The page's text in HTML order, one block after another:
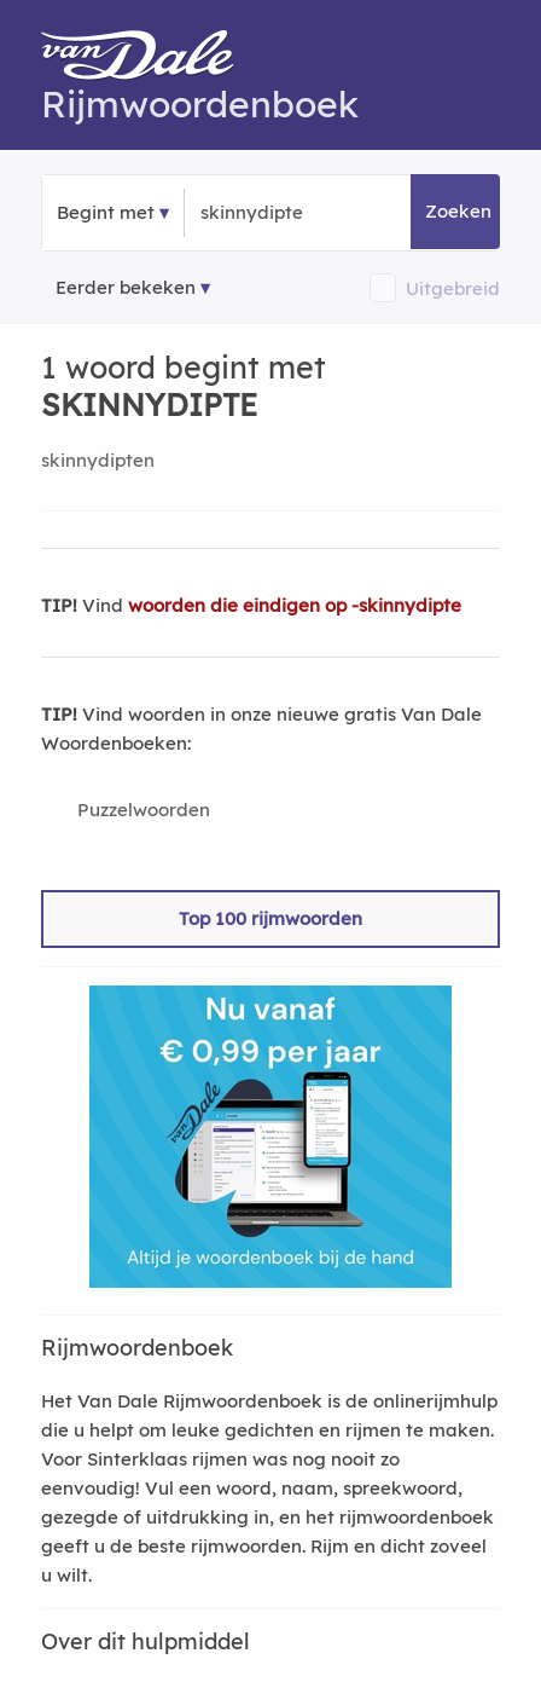
Rijmwoordenboek
Begint met Zoeken
Eerder bekeken Uitgebreid
1 woord begint met
SKINNYDIPTE
skinnydipten
TIP!Vind woorden die eindigen op -skinnydipte
TIP!Vind woorden in onze nieuwe gratis Van Dale
Woordenboeken:
Puzzelwoorden
Top 100 rijmwoorden
Rijmwoordenboek
Het Van Dale Rijmwoordenboek is de onlinerijmhulp
die u helpt om leuke gedichten en rijmen te maken.
Voor Sinterklaas rijmen was nog nooit zo
eenvoudig! Vul een woord, naam, spreekwoord,
gezegde of uitdrukking in, en het rijmwoordenboek
geeft u de beste rijmwoorden. Rijm en dicht zoveel
u wilt.
Over dit hulpmiddel